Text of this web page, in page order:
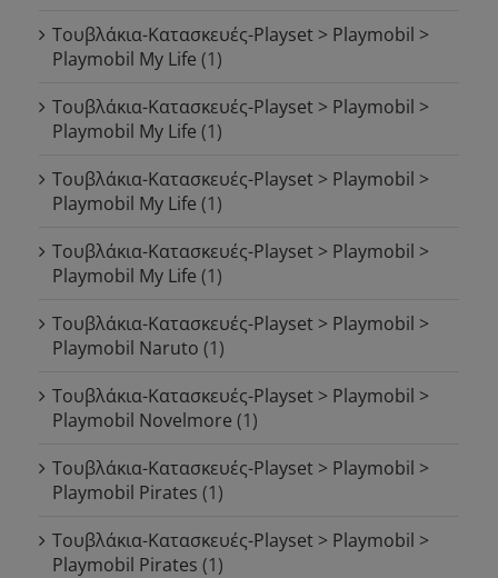
Τουβλάκια-Κατασκευές-Playset > Playmobil >
Playmobil My Life (1)
Τουβλάκια-Κατασκευές-Playset > Playmobil >
Playmobil My Life (1)
Τουβλάκια-Κατασκευές-Playset > Playmobil >
Playmobil My Life (1)
Τουβλάκια-Κατασκευές-Playset > Playmobil >
Playmobil My Life (1)
Τουβλάκια-Κατασκευές-Playset > Playmobil >
Playmobil Naruto (1)
Τουβλάκια-Κατασκευές-Playset > Playmobil >
Playmobil Novelmore (1)
Τουβλάκια-Κατασκευές-Playset > Playmobil >
Playmobil Pirates (1)
Τουβλάκια-Κατασκευές-Playset > Playmobil >
Playmobil Pirates (1)